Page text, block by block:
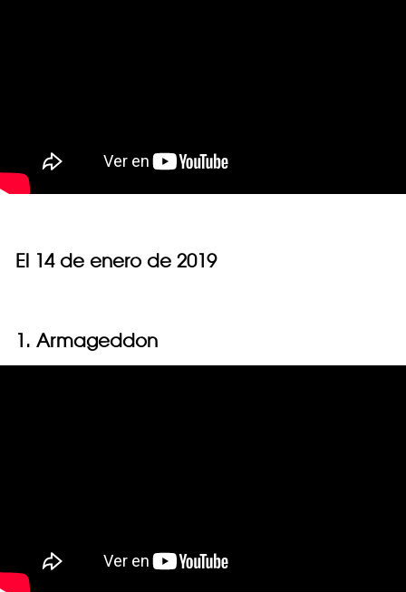
El 14 de enero de 2019
1. Armageddon